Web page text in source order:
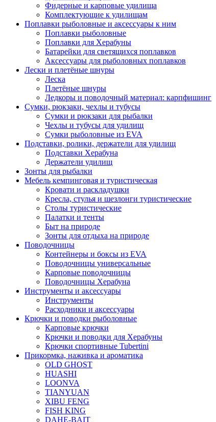
Фидерные и карповые удилища
Комплектующие к удилищам
Поплавки рыболовные и аксессуары к ним
Поплавки рыболовные
Поплавки для Херабуны
Батарейки для светящихся поплавков
Аксессуары для рыболовных поплавков
Лески и плетёные шнуры
Леска
Плетёные шнуры
Ледкоры и поводочный материал: карпфишинг
Сумки, рюкзаки, чехлы и тубусы
Сумки и рюкзаки для рыбалки
Чехлы и тубусы для удилищ
Сумки рыболовные из EVA
Подставки, ролики, держатели для удилищ
Подставки Херабуна
Держатели удилищ
Зонты для рыбалки
Мебель кемпинговая и туристическая
Кровати и раскладушки
Кресла, стулья и шезлонги туристические
Столы туристические
Палатки и тенты
Быт на природе
Зонты для отдыха на природе
Поводочницы
Контейнеры и боксы из EVA
Поводочницы универсальные
Карповые поводочницы
Поводочницы Херабуна
Инструменты и аксессуары
Инструменты
Расходники и аксессуары
Крючки и поводки рыболовные
Карповые крючки
Крючки и поводки для Херабуны
Крючки спортивные Tubertini
Прикормка, наживка и ароматика
OLD GHOST
HUASHI
LOONVA
TIANYUAN
XIBU FENG
FISH KING
DAHE-BAIT